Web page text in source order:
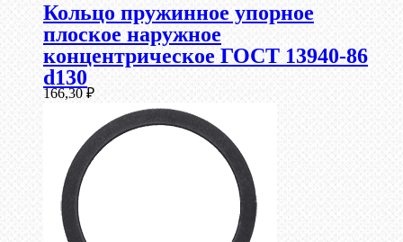
Кольцо пружинное упорное
плоское наружное
концентрическое ГОСТ 13940-86
d130
166,30₽